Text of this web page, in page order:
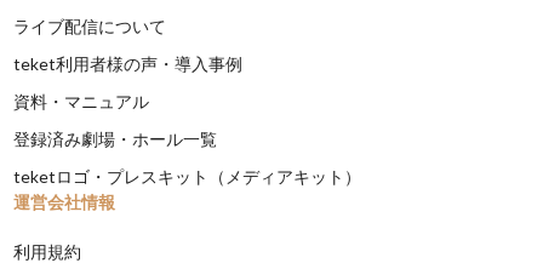
ライブ配信について
teket利用者様の声・導入事例
資料・マニュアル
登録済み劇場・ホール一覧
teketロゴ・プレスキット（メディアキット）
運営会社情報
利用規約